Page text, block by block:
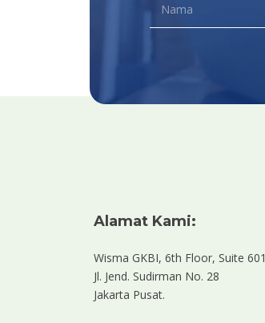
Alamat Kami:
Wisma GKBI, 6th Floor, Suite 601
Jl. Jend. Sudirman No. 28
Jakarta Pusat.